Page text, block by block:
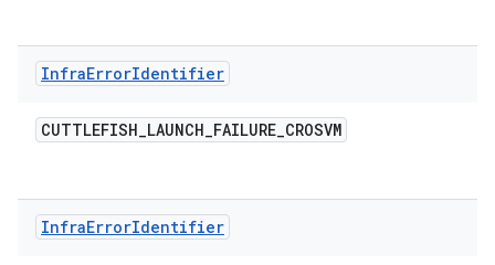
InfraErrorIdentifier
CUTTLEFISH_LAUNCH_FAILURE_CROSVM
InfraErrorIdentifier